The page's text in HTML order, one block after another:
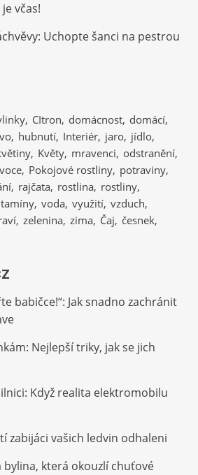
včas!
Uchopte šanci na pestrou
CItron domácnost domácí
hubnutí Interiér jaro jídlo
Květy mravenci odstranění
Pokojové rostliny potraviny
rajčata rostlina rostliny
voda využití vzduch
zelenina zima Čaj česnek
babičce!“: Jak snadno zachránit
Nejlepší triky, jak se jich
Když realita elektromobilu
zabijáci vašich ledvin odhaleni
bylina, která okouzlí chuťové